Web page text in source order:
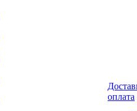
оплата